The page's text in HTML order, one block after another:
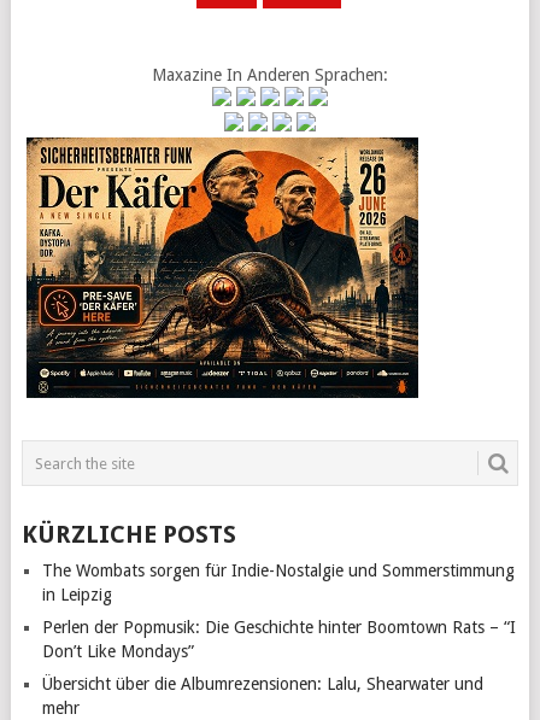
Maxazine In Anderen Sprachen:
KÜRZLICHE POSTS
The Wombats sorgen für Indie-Nostalgie und Sommerstimmung
in Leipzig
Perlen der Popmusik: Die Geschichte hinter Boomtown Rats – “I
Don’t Like Mondays”
Übersicht über die Albumrezensionen: Lalu, Shearwater und
mehr